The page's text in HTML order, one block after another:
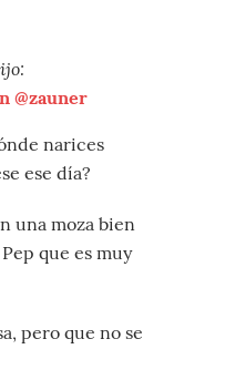
@zauner
narices
ese día?
una moza bien
que es muy
pero que no se